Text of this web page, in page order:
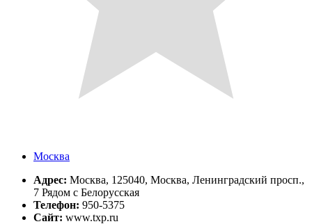
Москва
Адрес: Москва, 125040, Москва, Ленинградский просп.,
7 Рядом с Белорусская
Телефон: 950-5375
Сайт: www.txp.ru